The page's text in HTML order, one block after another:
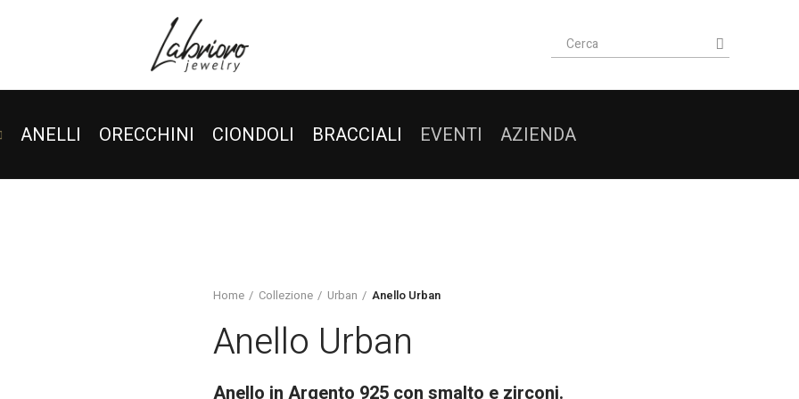
ANELLI ORECCHINI CIONDOLI BRACCIALI EVENTI AZIENDA
Home Collezione Urban Anello Urban
Anello Urban
Anello in Argento 925 con smalto e zirconi.